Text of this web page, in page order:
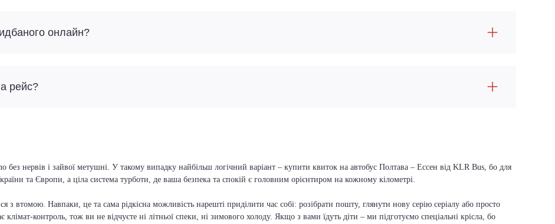
онлайн?
рейс?
нервів і зайвої метушні. У такому випадку найбільш логічний варіант – купити квиток на автобус Полтава – Ессен від KLR Bus, бо для
та Європи, а ціла система турботи, де ваша безпека та спокій є головним орієнтиром на кожному кілометрі.
з втомою. Навпаки, це та сама рідкісна можливість нарешті приділити час собі: розібрати пошту, глянути нову серію серіалу або просто
клімат-контроль, тож ви не відчуєте ні літньої спеки, ні зимового холоду. Якщо з вами їдуть діти – ми підготуємо спеціальні крісла, бо